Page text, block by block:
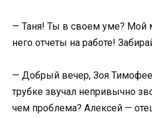
— Таня! Ты в своем уме? Мой
него отчеты на работе!
— Добрый вечер, Зоя
трубке звучал непривычно
чем проблема? Алексей —